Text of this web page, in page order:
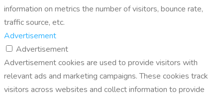
information on metrics the number of visitors, bounce rate,
traffic source, etc.
Advertisement
Advertisement
Advertisement cookies are used to provide visitors with
relevant ads and marketing campaigns. These cookies track
visitors across websites and collect information to provide